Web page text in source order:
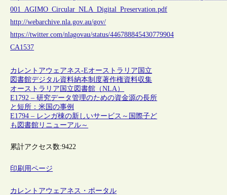
001_AGIMO_Circular_NLA_Digital_Preservation.pdf
http://webarchive.nla.gov.au/gov/
https://twitter.com/nlagovau/status/446788845430779904
CA1537
カレントアウェアネス-Eオーストラリア 国立
図書館デジタル資料納本制度著作権資料収集
オーストラリア国立図書館（NLA）
E1792 – 研究データ管理のための資金源の長所
と短所：米国の事例
E1794 – レンガ棟の新しいサービス～国際子ど
も図書館リニューアル～
累計アクセス数:9422
印刷用ページ
カレントアウェアネス・ポータル